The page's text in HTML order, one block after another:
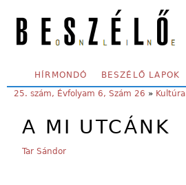
SECONDARY MENU
HÍRMONDÓ BESZÉLŐ LAPOK
YOU ARE HERE:
25. szám, Évfolyam 6, Szám 26 » Kultúra
A MI UTCÁNK
Tar Sándor